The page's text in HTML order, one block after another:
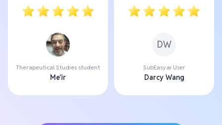
Therapeutical Studies student
Me'ir
DW
SubEasy.ai User
Darcy Wang